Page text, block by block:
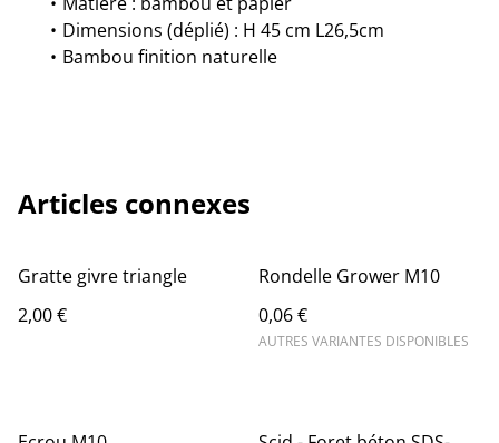
Dimensions (déplié) : H 45 cm L26,5cm
Bambou finition naturelle
Articles connexes
Gratte givre triangle
2,00 €
Rondelle Grower M10
0,06 €
AUTRES VARIANTES DISPONIBLES